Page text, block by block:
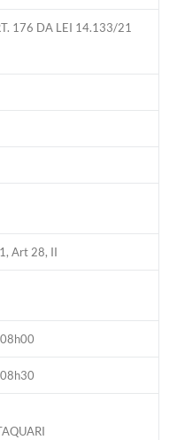
176 DA LEI 14.133/21
Art 28, II